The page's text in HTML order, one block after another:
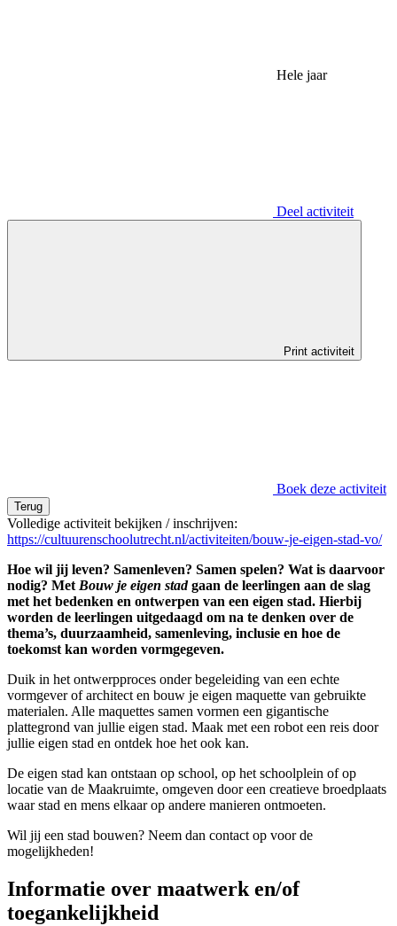
Hele jaar
Deel activiteit
Print activiteit
Boek deze activiteit
Terug
Volledige activiteit bekijken / inschrijven:
https://cultuurenschoolutrecht.nl/activiteiten/bouw-je-eigen-stad-vo/
Hoe wil jij leven? Samenleven? Samen spelen? Wat is daarvoor
nodig? MetBouw je eigen stadgaan de leerlingen aan de slag
met het bedenken en ontwerpen van een eigen stad. Hierbij
worden de leerlingen uitgedaagd om na te denken over de
thema’s, duurzaamheid, samenleving, inclusie en hoe de
toekomst kan worden vormgegeven.
Duik in het ontwerpproces onder begeleiding van een echte
vormgever of architect en bouw je eigen maquette van gebruikte
materialen. Alle maquettes samen vormen een gigantische
plattegrond van jullie eigen stad. Maak met een robot een reis door
jullie eigen stad en ontdek hoe het ook kan.
De eigen stad kan ontstaan op school, op het schoolplein of op
locatie van de Maakruimte, omgeven door een creatieve broedplaats
waar stad en mens elkaar op andere manieren ontmoeten.
Wil jij een stad bouwen? Neem dan contact op voor de
mogelijkheden!
Informatie over maatwerk en/of
toegankelijkheid